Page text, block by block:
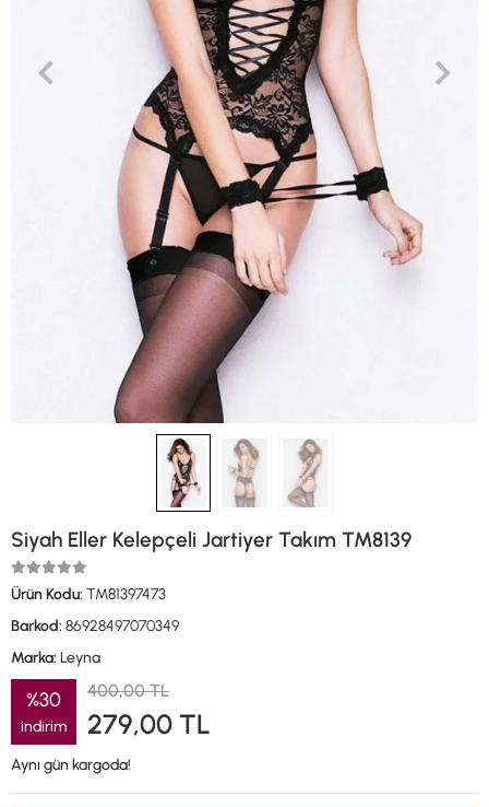
Siyah Eller Kelepçeli Jartiyer Takım TM8139
Ürün Kodu: TM81397473
Barkod: 86928497070349
Marka: Leyna
%30
indirim
400,00 TL
279,00 TL
Aynı gün kargoda!